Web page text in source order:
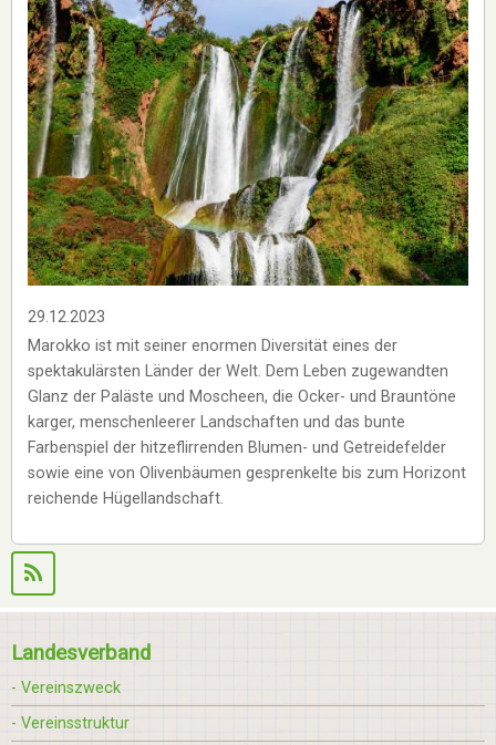
29.12.2023
Marokko ist mit seiner enormen Diversität eines der
spektakulärsten Länder der Welt. Dem Leben zugewandten
Glanz der Paläste und Moscheen, die Ocker- und Brauntöne
karger, menschenleerer Landschaften und das bunte
Farbenspiel der hitzeflirrenden Blumen- und Getreidefelder
sowie eine von Olivenbäumen gesprenkelte bis zum Horizont
reichende Hügellandschaft.
Landesverband
- Vereinszweck
- Vereinsstruktur